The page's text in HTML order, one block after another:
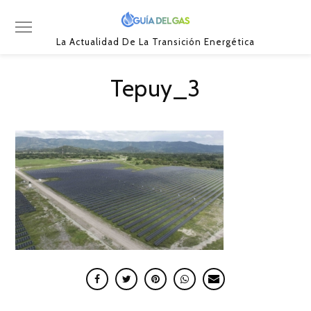
La Actualidad De La Transición Energética
Tepuy_3